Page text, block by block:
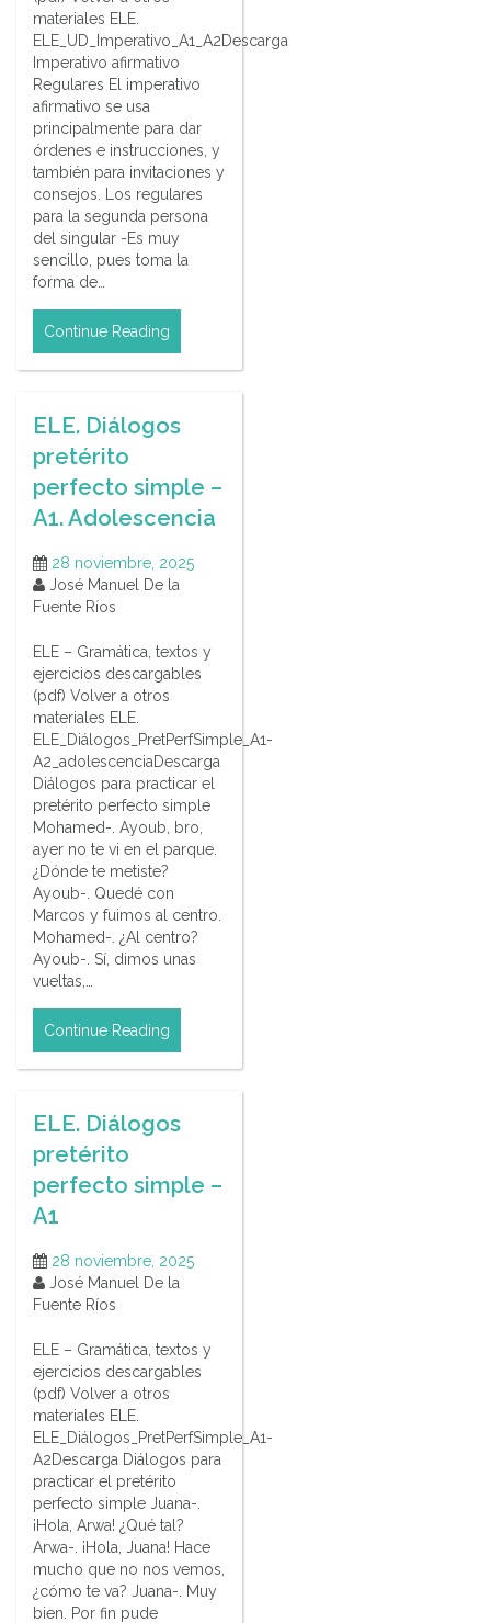
materiales ELE.
ELE_UD_Imperativo_A1_A2Descarga
Imperativo afirmativo
Regulares El imperativo
afirmativo se usa
principalmente para dar
órdenes e instrucciones, y
también para invitaciones y
consejos. Los regulares
para la segunda persona
del singular -Es muy
sencillo, pues toma la
forma de…
Continue Reading
ELE. Diálogos
pretérito
perfecto simple –
A1. Adolescencia
28 noviembre, 2025
José Manuel De la
Fuente Ríos
ELE – Gramática, textos y
ejercicios descargables
(pdf) Volver a otros
materiales ELE.
ELE_Diálogos_PretPerfSimple_A1-
A2_adolescenciaDescarga
Diálogos para practicar el
pretérito perfecto simple
Mohamed-. Ayoub, bro,
ayer no te vi en el parque.
¿Dónde te metiste?
Ayoub-. Quedé con
Marcos y fuimos al centro.
Mohamed-. ¿Al centro?
Ayoub-. Sí, dimos unas
vueltas,…
Continue Reading
ELE. Diálogos
pretérito
perfecto simple –
A1
28 noviembre, 2025
José Manuel De la
Fuente Ríos
ELE – Gramática, textos y
ejercicios descargables
(pdf) Volver a otros
materiales ELE.
ELE_Diálogos_PretPerfSimple_A1-
A2Descarga Diálogos para
practicar el pretérito
perfecto simple Juana-.
¡Hola, Arwa! ¿Qué tal?
Arwa-. ¡Hola, Juana! Hace
mucho que no nos vemos,
¿cómo te va? Juana-. Muy
bien. Por fin pude